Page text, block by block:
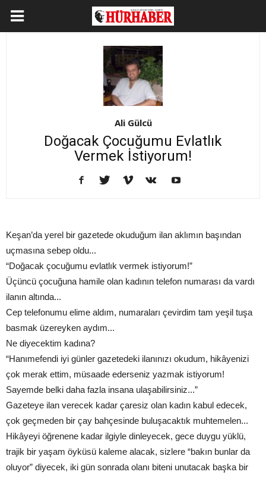
Ali Gülcü
Doğacak Çocuğumu Evlatlık
Vermek İstiyorum!
Keşan’da yerel bir gazetede okuduğum ilan aklımın başından
uçmasına sebep oldu...
“Doğacak çocuğumu evlatlık vermek istiyorum!”
Üçüncü çocuğuna hamile olan kadının telefon numarası da vardı
ilanın altında...
Cep telefonumu elime aldım, numaraları çevirdim tam yeşil tuşa
basmak üzereyken aydım...
Ne diyecektim kadına?
“Hanımefendi iyi günler gazetedeki ilanınızı okudum, hikâyenizi
çok merak ettim, müsaade ederseniz yazmak istiyorum!
Sayemde belki daha fazla insana ulaşabilirsiniz...”
Gazeteye ilan verecek kadar çaresiz olan kadın kabul edecek,
çok geçmeden bir çay bahçesinde buluşacaktık muhtemelen...
Hikâyeyi öğrenene kadar ilgiyle dinleyecek, gece duygu yüklü,
trajik bir yaşam öyküsü kaleme alacak, sizlere “bakın bunlar da
oluyor” diyecek, iki gün sonrada olanı biteni unutacak başka bir